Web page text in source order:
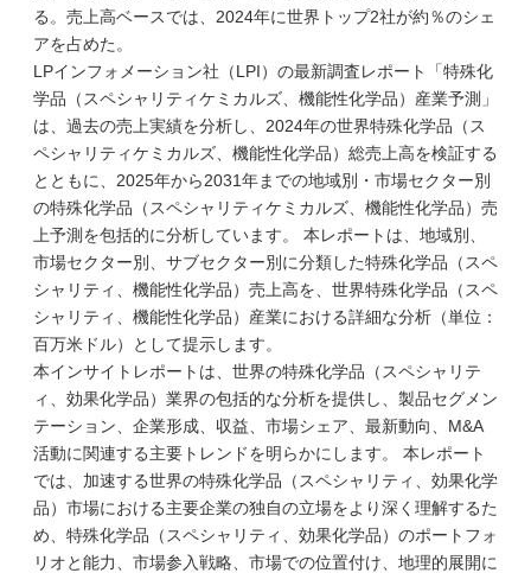
る。売上高ベースでは、2024年に世界トップ2社が約％のシェ
アを占めた。
LPインフォメーション社（LPI）の最新調査レポート「特殊化
学品（スペシャリティケミカルズ、機能性化学品）産業予測」
は、過去の売上実績を分析し、2024年の世界特殊化学品（ス
ペシャリティケミカルズ、機能性化学品）総売上高を検証する
とともに、2025年から2031年までの地域別・市場セクター別
の特殊化学品（スペシャリティケミカルズ、機能性化学品）売
上予測を包括的に分析しています。 本レポートは、地域別、
市場セクター別、サブセクター別に分類した特殊化学品（スペ
シャリティ、機能性化学品）売上高を、世界特殊化学品（スペ
シャリティ、機能性化学品）産業における詳細な分析（単位：
百万米ドル）として提示します。
本インサイトレポートは、世界の特殊化学品（スペシャリテ
ィ、効果化学品）業界の包括的な分析を提供し、製品セグメン
テーション、企業形成、収益、市場シェア、最新動向、M&A
活動に関連する主要トレンドを明らかにします。 本レポート
では、加速する世界の特殊化学品（スペシャリティ、効果化学
品）市場における主要企業の独自の立場をより深く理解するた
め、特殊化学品（スペシャリティ、効果化学品）のポートフォ
リオと能力、市場参入戦略、市場での位置付け、地理的展開に